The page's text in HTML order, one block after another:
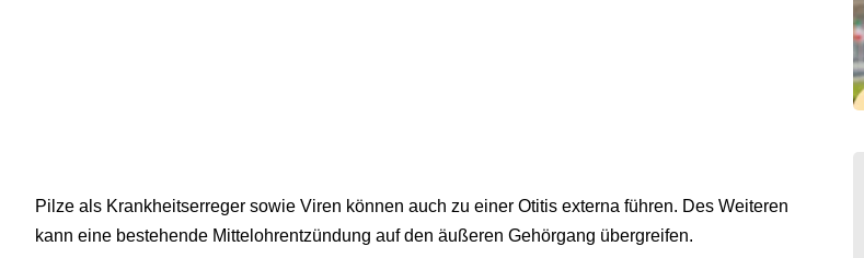
Pilze als Krankheitserreger sowie Viren können auch zu einer Otitis externa führen. Des Weiteren
kann eine bestehende Mittelohrentzündung auf den äußeren Gehörgang übergreifen.